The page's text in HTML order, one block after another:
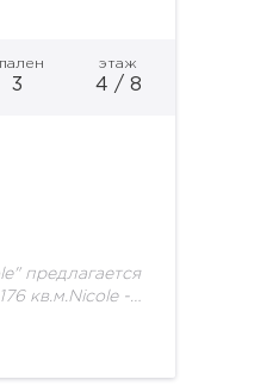
3
этаж
4 / 8
предлагается
кв.м.Nicole -